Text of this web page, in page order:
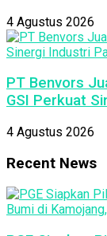
4 Agustus 2026
PT Benvors
GSI Perkuat
4 Agustus 2026
Recent News